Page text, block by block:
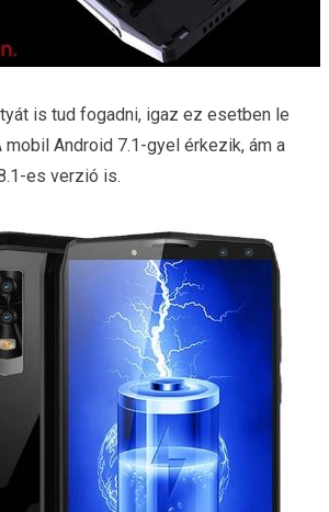
is tud fogadni, igaz ez esetben le
Android 7.1-gyel érkezik, ám a
es verzió is.